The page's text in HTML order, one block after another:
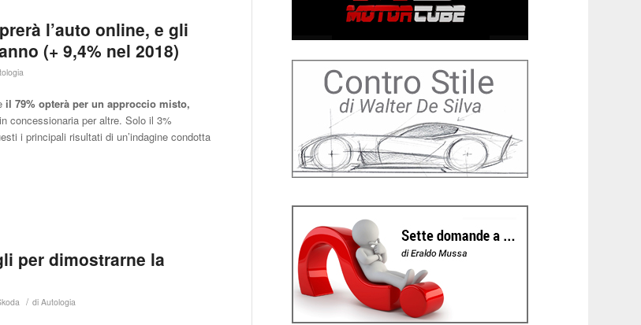
l’auto online, e gli
(+ 9,4% nel 2018)
il 79% opterà per un approccio misto,
concessionaria per altre. Solo il 3%
i principali risultati di un’indagine condotta
per dimostrarne la
/ diAutologia